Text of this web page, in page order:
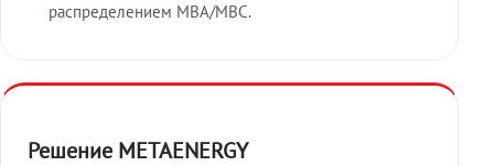
распределением МВА/МВС.
Решение METAENERGY